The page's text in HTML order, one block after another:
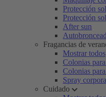
Protección
Protección
After sun
Fragancias de
Mostrar todos
Colonias
Colonias
Spray
Cuidado